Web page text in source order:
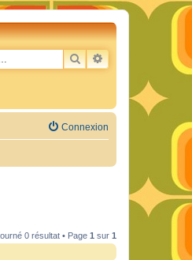
RECHERCHER
RECHERCHE
Connexion
0 résultat • Page 1 sur 1